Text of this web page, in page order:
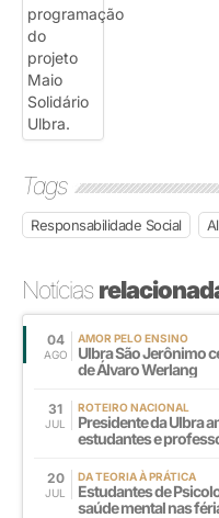
Tags
Responsabilidade Social
Notícias
04
AGO
AMOR PELO ENSINO
Ulbra São Jerônimo
de Álvaro Werlang
31
JUL
ROTEIRO NACIONAL
Presidente da Ulbra
estudantes e
20
JUL
DA TEORIA À PRÁTICA
Estudantes de
saúde mental nas